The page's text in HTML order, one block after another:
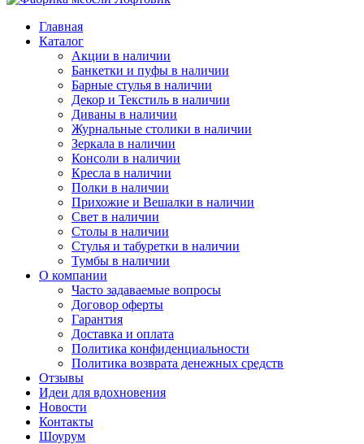
Главная
Каталог
Акции в наличии
Банкетки и пуфы в наличии
Барные стулья в наличии
Декор и Текстиль в наличии
Диваны в наличии
Журнальные столики в наличии
Зеркала в наличии
Консоли в наличии
Кресла в наличии
Полки в наличии
Прихожие и Вешалки в наличии
Свет в наличии
Столы в наличии
Стулья и табуретки в наличии
Тумбы в наличии
О компании
Часто задаваемые вопросы
Договор оферты
Гарантия
Доставка и оплата
Политика конфиденциальности
Политика возврата денежных средств
Отзывы
Идеи для вдохновения
Новости
Контакты
Шоурум